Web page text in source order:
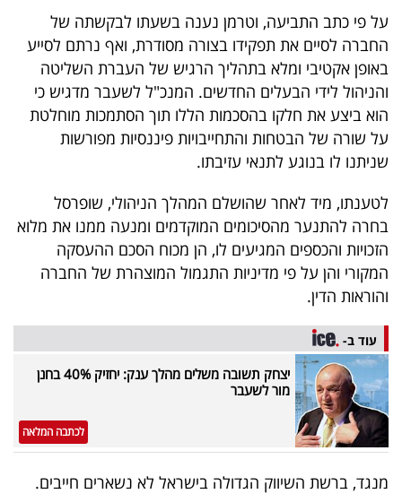
פודקאסט
40
UNDER
40
פעולה
דרושים
ניוזלטרים
מייל
אדום
על פי כתב התביעה, וטרמן נענה בשעתו לבקשתה של
החברה לסיים את תפקידו בצורה מסודרת, ואף נרתם לסייע
באופן אקטיבי ומלא בתהליך הרגיש של העברת השליטה
והניהול לידי הבעלים החדשים. המנכ"ל לשעבר מדגיש כי
הוא ביצע את חלקו בהסכמות הללו תוך הסתמכות מוחלטת
על שורה של הבטחות והתחייבויות פיננסיות מפורשות
שניתנו לו בנוגע לתנאי עזיבתו.
לטענתו, מיד לאחר שהושלם המהלך הניהולי, שופרסל
בחרה להתנער מהסיכומים המוקדמים ומנעה ממנו את מלוא
הזכויות והכספים המגיעים לו, הן מכוח הסכם ההעסקה
המקורי והן על פי מדיניות התגמול המוצהרת של החברה
והוראות הדין.
עוד ב-
יצחק תשובה משלים מהלך ענק: יחזיק 40% בחנן
מור לשעבר
לכתבה המלאה
מנגד, ברשת השיווק הגדולה בישראל לא נשארים חייבים.